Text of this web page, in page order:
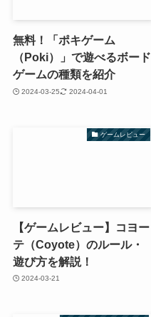
無料！「ポキゲーム
（Poki）」で遊べるボード
ゲームの種類を紹介
2024-03-25 2024-04-01
ゲームレビュー
【ゲームレビュー】コヨー
テ（Coyote）のルール・
遊び方を解説！
2024-03-21